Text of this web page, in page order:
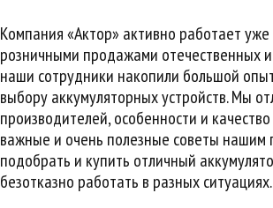
Компания «Актор» активно работает
розничными продажами отечественных
наши сотрудники накопили большой
выбору аккумуляторных устройств. Мы
производителей, особенности и
важные и очень полезные советы
подобрать и купить отличный
безотказно работать в разных ситуациях.